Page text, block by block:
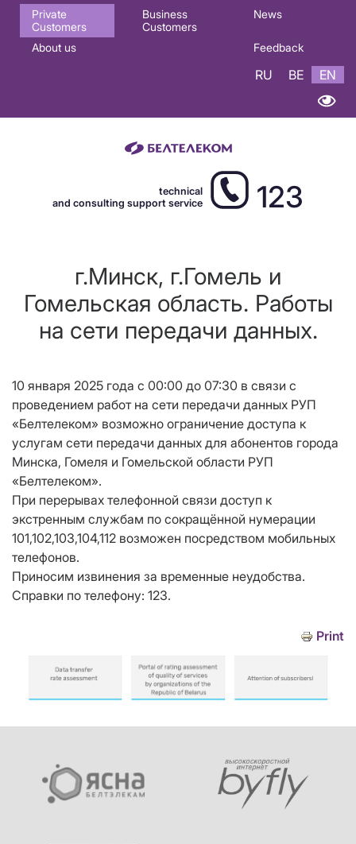
Основная
навигация
Private
Customers
Business
Customers
News
About us Feedback
RU BE EN
technical
and consulting support service
123
г.Минск, г.Гомель и
Гомельская область. Работы
на сети передачи данных.
10 января 2025 года с 00:00 до 07:30 в связи с
проведением работ на сети передачи данных РУП
«Белтелеком» возможно ограничение доступа к
услугам сети передачи данных для абонентов города
Минска, Гомеля и Гомельской области РУП
«Белтелеком».
При перерывах телефонной связи доступ к
экстренным службам по сокращённой нумерации
101,102,103,104,112 возможен посредством мобильных
телефонов.
Приносим извинения за временные неудобства.
Справки по телефону: 123.
Print